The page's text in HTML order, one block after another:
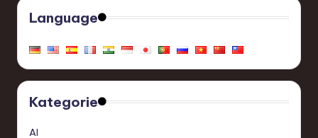
Language
Kategorie
AI